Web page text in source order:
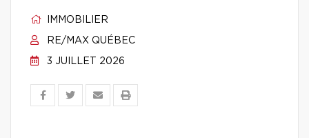
IMMOBILIER
RE/MAX QUÉBEC
3 JUILLET 2026